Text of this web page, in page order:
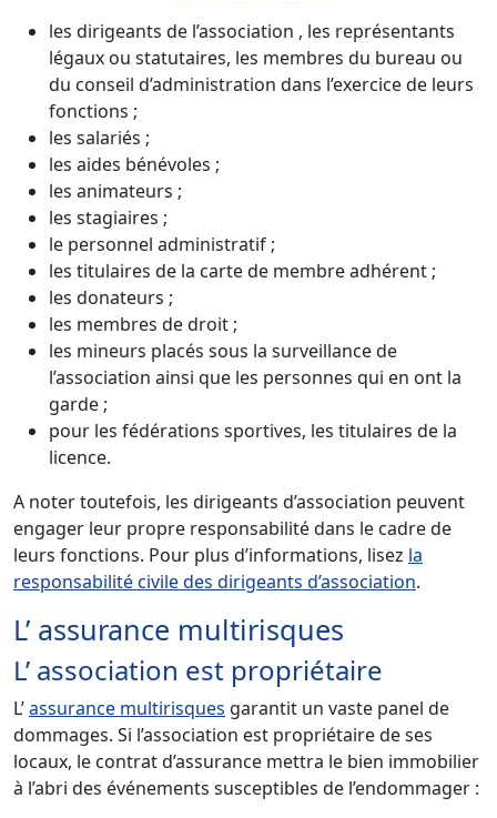
les dirigeants de l’association , les représentants
légaux ou statutaires, les membres du bureau ou
du conseil d’administration dans l’exercice de leurs
fonctions ;
les salariés ;
les aides bénévoles ;
les animateurs ;
les stagiaires ;
le personnel administratif ;
les titulaires de la carte de membre adhérent ;
les donateurs ;
les membres de droit ;
les mineurs placés sous la surveillance de
l’association ainsi que les personnes qui en ont la
garde ;
pour les fédérations sportives, les titulaires de la
licence.
A noter toutefois, les dirigeants d’association peuvent
engager leur propre responsabilité dans le cadre de
leurs fonctions. Pour plus d’informations, lisez la
responsabilité civile des dirigeants d’association.
L’ assurance multirisques
L’ association est propriétaire
L’assurance multirisques garantit un vaste panel de
dommages. Si l’association est propriétaire de ses
locaux, le contrat d’assurance mettra le bien immobilier
à l’abri des événements susceptibles de l’endommager :